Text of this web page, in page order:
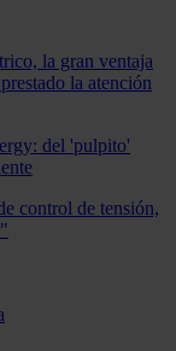
la gran ventaja
la atención
del 'pulpito'
control de tensión,